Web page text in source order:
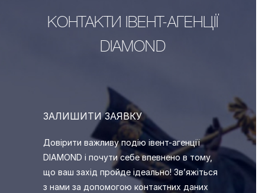
КОНТАКТИ ІВЕНТ-АГЕНЦІЇ
DIAMOND
ЗАЛИШИТИ ЗАЯВКУ
Довірити важливу подію івент-агенції
DIAMOND і почути себе впевнено в тому,
що ваш захід пройде ідеально! Зв’яжіться
з нами за допомогою контактних даних